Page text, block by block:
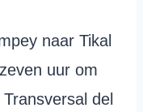
naar Tikal
uur om
del